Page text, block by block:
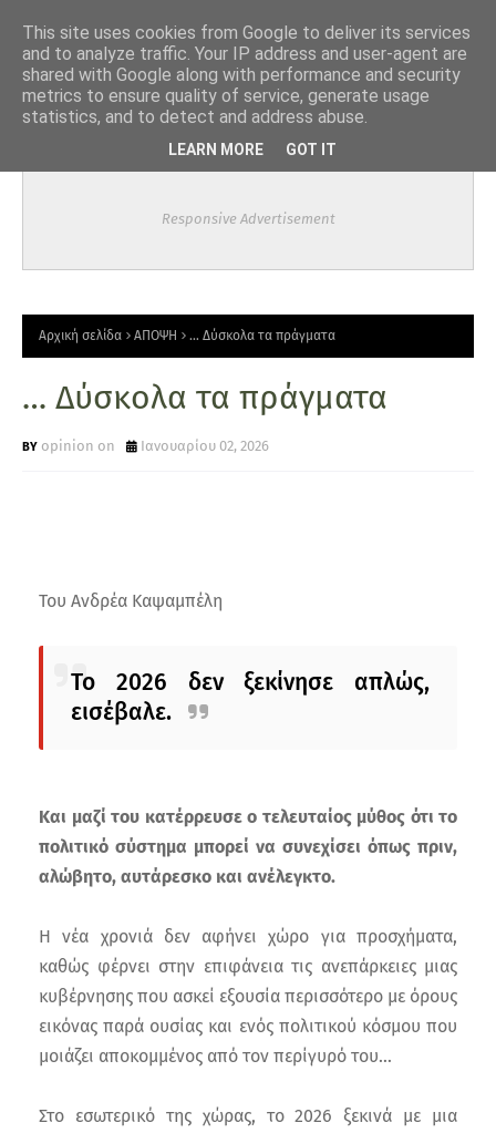
Responsive Advertisement
Αρχική σελίδα ΑΠΟΨΗ … Δύσκολα τα πράγματα
… Δύσκολα τα πράγματα
opinion on Ιανουαρίου 02, 2026
Του Ανδρέα Καψαμπέλη
Το 2026 δεν ξεκίνησε απλώς,
εισέβαλε.
Και μαζί του κατέρρευσε ο τελευταίος μύθος ότι το
πολιτικό σύστημα μπορεί να συνεχίσει όπως πριν,
αλώβητο, αυτάρεσκο και ανέλεγκτο.
Η νέα χρονιά δεν αφήνει χώρο για προσχήματα,
καθώς φέρνει στην επιφάνεια τις ανεπάρκειες μιας
κυβέρνησης που ασκεί εξουσία περισσότερο με όρους
εικόνας παρά ουσίας και ενός πολιτικού κόσμου που
μοιάζει αποκομμένος από τον περίγυρό του…
Στο εσωτερικό της χώρας, το 2026 ξεκινά με μια
This site uses cookies from Google to deliver its services
and to analyze traffic. Your IP address and user-agent are
shared with Google along with performance and security
metrics to ensure quality of service, generate usage
statistics, and to detect and address abuse.
LEARN MORE GOT IT